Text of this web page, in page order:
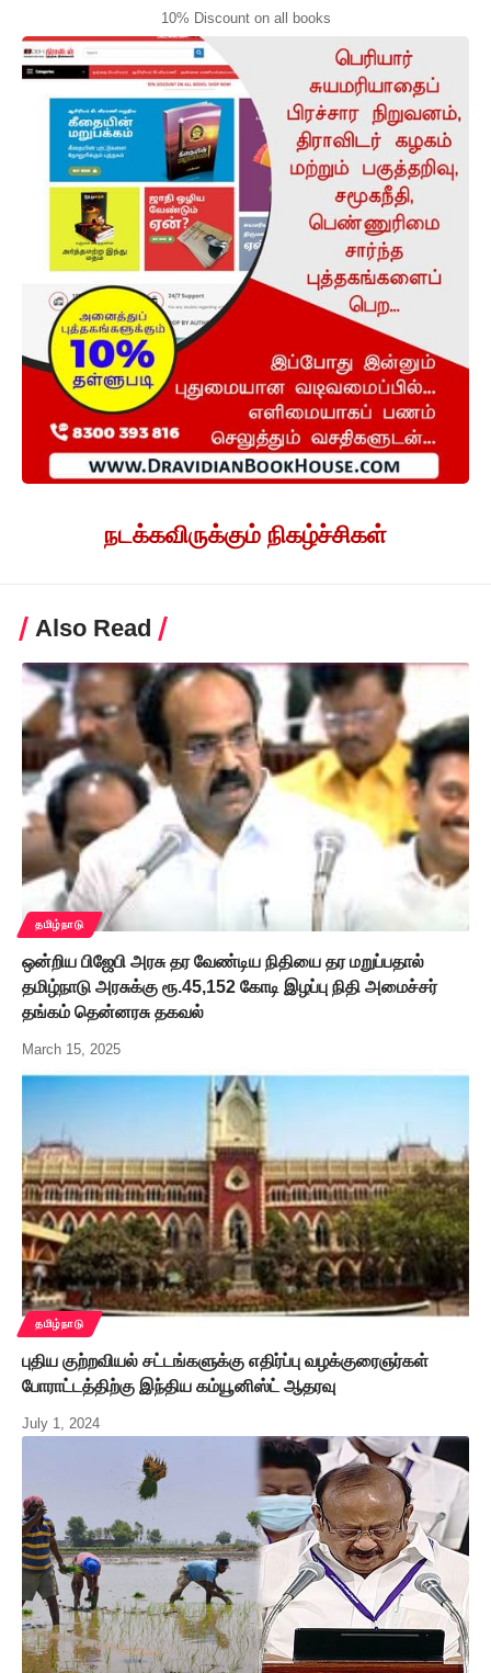
10% Discount on all books
நடக்கவிருக்கும் நிகழ்ச்சிகள்
Also Read
தமிழ்நாடு
ஒன்றிய பிஜேபி அரசு தர வேண்டிய நிதியை தர மறுப்பதால்
தமிழ்நாடு அரசுக்கு ரூ.45,152 கோடி இழப்பு நிதி அமைச்சர்
தங்கம் தென்னரசு தகவல்
March 15, 2025
தமிழ்நாடு
புதிய குற்றவியல் சட்டங்களுக்கு எதிர்ப்பு வழக்குரைஞர்கள்
போராட்டத்திற்கு இந்திய கம்யூனிஸ்ட் ஆதரவு
July 1, 2024